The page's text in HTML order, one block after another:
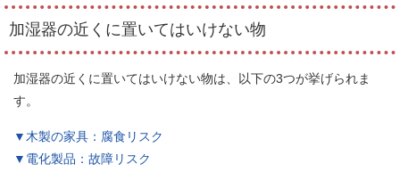
加湿器の近くに置いてはいけない物
加湿器の近くに置いてはいけない物は、以下の3つが挙げられま
す。
▼木製の家具：腐食リスク
▼電化製品：故障リスク